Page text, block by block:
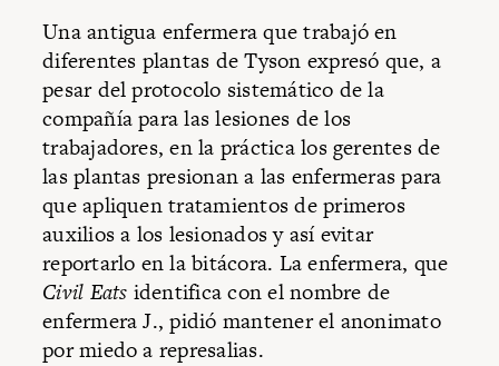
Una antigua enfermera que trabajó en
diferentes plantas de Tyson expresó que, a
pesar del protocolo sistemático de la
compañía para las lesiones de los
trabajadores, en la práctica los gerentes de
las plantas presionan a las enfermeras para
que apliquen tratamientos de primeros
auxilios a los lesionados y así evitar
reportarlo en la bitácora. La enfermera, que
Civil Eats identifica con el nombre de
enfermera J., pidió mantener el anonimato
por miedo a represalias.